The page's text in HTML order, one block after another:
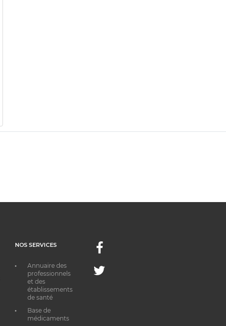
NOS SERVICES
Annuaire des
professionnels
et des
établissements
de santé
Base de
médicaments
Facebook
Twitter